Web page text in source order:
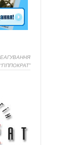
“ГІППОКРАТ”